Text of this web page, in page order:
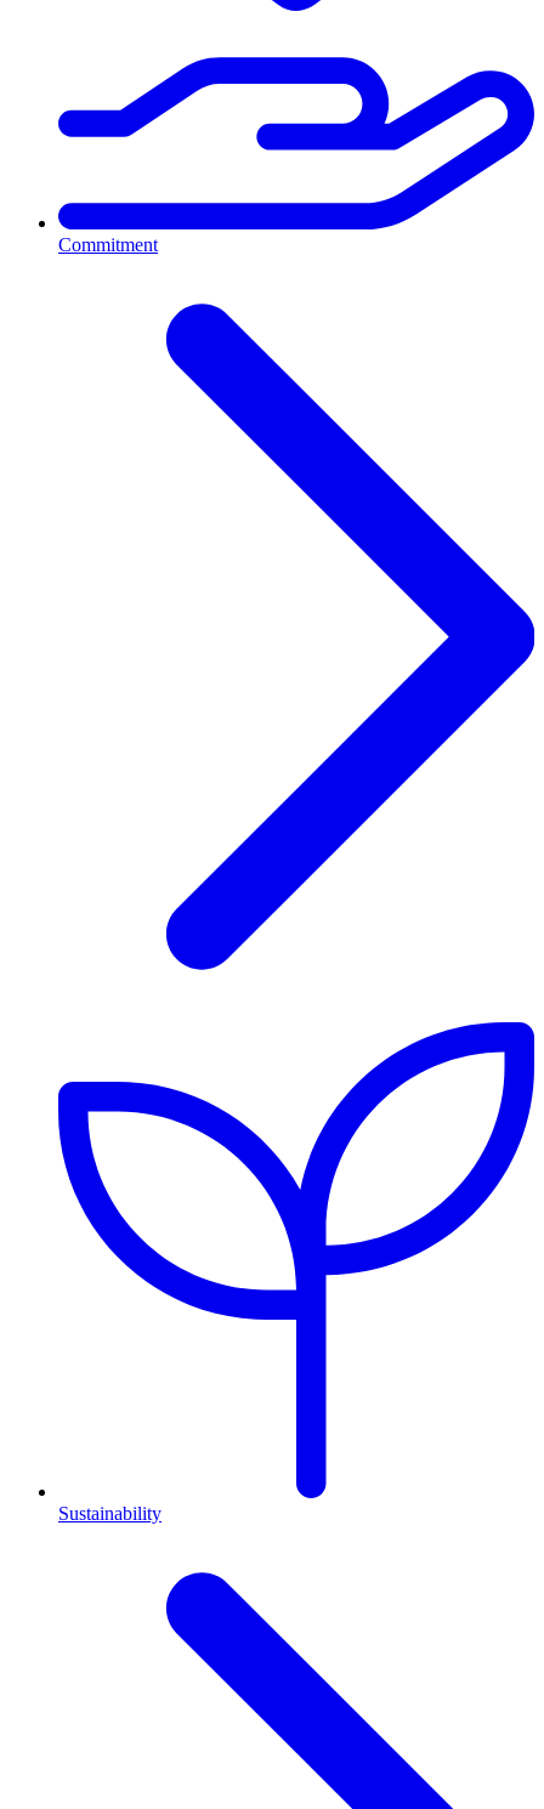
Commitment
Sustainability